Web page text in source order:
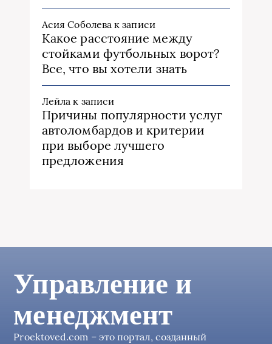
Асия Соболева к записи
Какое расстояние между
стойками футбольных ворот?
Все, что вы хотели знать
Лейла к записи
Причины популярности услуг
автоломбардов и критерии
при выборе лучшего
предложения
Управление и
менеджмент
Proektoved.com – это портал, созданный